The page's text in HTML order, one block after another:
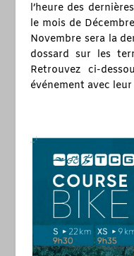
l’heure des
le mois de
Novembre sera la
dossard sur les
Retrouvez ci-
événement avec